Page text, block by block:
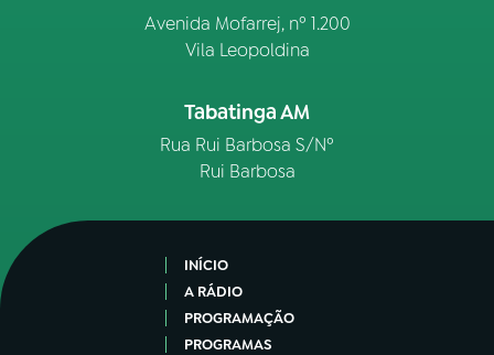
Avenida Mofarrej, nº 1.200
Vila Leopoldina
Tabatinga AM
Rua Rui Barbosa S/Nº
Rui Barbosa
INÍCIO
A RÁDIO
PROGRAMAÇÃO
PROGRAMAS